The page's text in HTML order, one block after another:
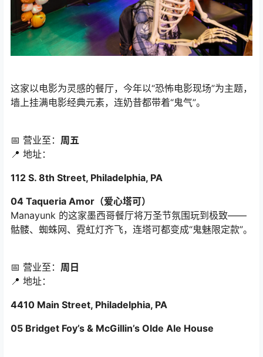
这家以电影为灵感的餐厅，今年以“恐怖电影现场”为主题，
墙上挂满电影经典元素，连奶昔都带着“鬼气”。
📅 营业至： 周五
📍 地址：
112 S. 8th Street, Philadelphia, PA
04 Taqueria Amor（爱心塔可）
Manayunk 的这家墨西哥餐厅将万圣节氛围玩到极致——
骷髅、蜘蛛网、霓虹灯齐飞，连塔可都变成“鬼魅限定款”。
📅 营业至： 周日
📍 地址：
4410 Main Street, Philadelphia, PA
05 Bridget Foy’s & McGillin’s Olde Ale House